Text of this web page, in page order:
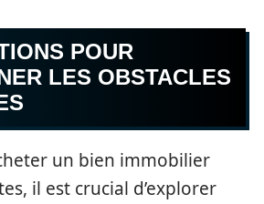
POUR
LES OBSTACLES
un bien immobilier
il est crucial d’explorer